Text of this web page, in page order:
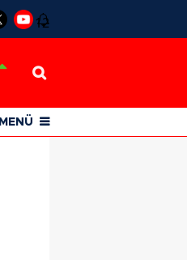
12
MENÜ